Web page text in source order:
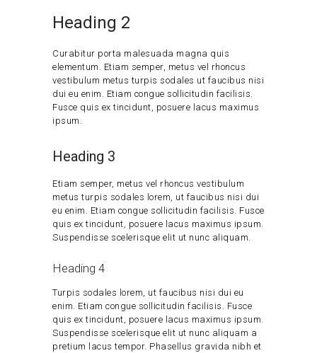
Heading 2
Curabitur porta malesuada magna quis
elementum. Etiam semper, metus vel rhoncus
vestibulum metus turpis sodales ut faucibus nisi
dui eu enim. Etiam congue sollicitudin facilisis.
Fusce quis ex tincidunt, posuere lacus maximus
ipsum.
Heading 3
Etiam semper, metus vel rhoncus vestibulum
metus turpis sodales lorem, ut faucibus nisi dui
eu enim. Etiam congue sollicitudin facilisis. Fusce
quis ex tincidunt, posuere lacus maximus ipsum.
Suspendisse scelerisque elit ut nunc aliquam.
Heading 4
Turpis sodales lorem, ut faucibus nisi dui eu
enim. Etiam congue sollicitudin facilisis. Fusce
quis ex tincidunt, posuere lacus maximus ipsum.
Suspendisse scelerisque elit ut nunc aliquam a
pretium lacus tempor. Phasellus gravida nibh et